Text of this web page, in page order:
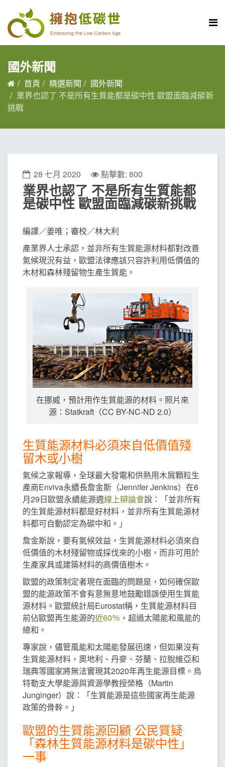
國外新聞
首頁 精選新聞
國外新聞
業界也認了 不是所有生質能都是碳中性 歐盟面臨減碳新
挑戰
28 七月 2020 點擊數: 800
業界也認了 不是所有生質能都
是碳中性 歐盟面臨減碳新挑戰
編譯／姜唯；審校／林大利
產業界人士承認，並非所有生質能源材料都對改善
氣候現況有益，歐盟法律應該只容許利用低價值的
木材和森林殘留物生產生質能。
在挪威，預計用作生質能源的材料。照片來
源：Statkraft（CC BY-NC-ND 2.0）
生質能源材料必須來自低價值殘
留木或小樹
氣候之家報導，全球最大發電和供熱用木屑顆粒生
產商Enviva永續長詹金斯（Jennifer Jenkins）在6
月29日歐盟永續能源週線上辯論會說：「並非所有
的生質能源材料都是好材料，並非所有生質能源材
料都可自動認定為碳中和。」
詹金斯說，要有氣候效益，生質能源材料必須來自
低價值的木材殘留物或採伐來的小樹，而非可用於
生產家具或建築材料的高價值樹木。
歐盟的政策制定者現在面臨的問題是，如何確保歐
盟的能源政策不會有意無意地鼓勵錯誤使用生質能
源材料。歐盟統計局Eurostat稱，生質能源材料目
前佔歐盟再生能源的近60％ ，超過太陽能和風能的
總和。
專家說，儘管風能和太陽能發展迅速，但如果沒有
生質能源材料，奧地利、丹麥、芬蘭、拉脫維亞和
瑞典等國家將無法實現其2020年再生能源目標。烏
特勒支大學能源與資源學教授榮格（Martin
Junginger）說：「生質能源是這些國家再生能源
政策的骨幹。」
歐盟的生質能源回顧 公民質疑
「森林生質能源材料是碳中性」
一事